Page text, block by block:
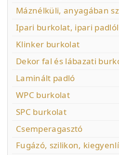
Máznélküli, anyagában
Ipari burkolat, ipari
Klinker burkolat
Dekor fal és lábazati
Laminált padló
WPC burkolat
SPC burkolat
Csemperagasztó
Fugázó, szilikon,